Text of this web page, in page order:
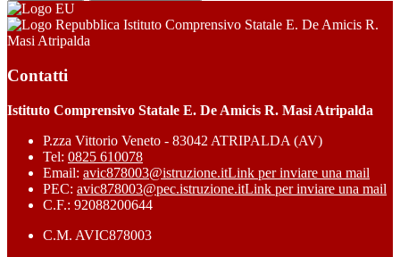
Istituto Comprensivo Statale E. De Amicis R.
Masi Atripalda
Contatti
Istituto Comprensivo Statale E. De Amicis R. Masi Atripalda
P.zza Vittorio Veneto - 83042 ATRIPALDA (AV)
Tel: 0825 610078
Email: avic878003@istruzione.itLink per inviare una mail
PEC: avic878003@pec.istruzione.itLink per inviare una mail
C.F.: 92088200644
C.M. AVIC878003